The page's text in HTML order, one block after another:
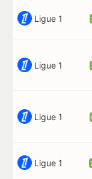
Ligue 1
Ligue 1
Ligue 1
Ligue 1